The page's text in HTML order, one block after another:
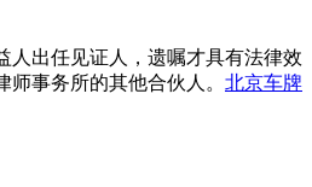
人出任见证人，遗嘱才具有法律效
事务所的其他合伙人。 北京车牌